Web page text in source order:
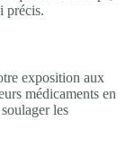
précis.
exposition aux
médicaments en
les